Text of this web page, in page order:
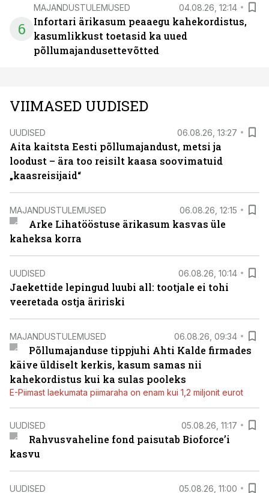
6
MAJANDUSTULEMUSED 04.08.26, 12:14
Infortari ärikasum peaaegu kahekordistus,
kasumlikkust toetasid ka uued
põllumajandusettevõtted
VIIMASED UUDISED
UUDISED 06.08.26, 13:27
Aita kaitsta Eesti põllumajandust, metsi ja
loodust – ära too reisilt kaasa soovimatuid
„kaasreisijaid“
MAJANDUSTULEMUSED 06.08.26, 12:15
Arke Lihatööstuse ärikasum kasvas üle
kaheksa korra
UUDISED 06.08.26, 10:14
Jaekettide lepingud luubi all: tootjale ei tohi
veeretada ostja äririski
MAJANDUSTULEMUSED 06.08.26, 09:34
Põllumajanduse tippjuhi Ahti Kalde firmades
käive üldiselt kerkis, kasum samas nii
kahekordistus kui ka sulas pooleks
E-Piimast laekumata piimaraha on enam kui 1,2 miljonit eurot
UUDISED 05.08.26, 11:17
Rahvusvaheline fond paisutab Bioforce’i
kasvu
UUDISED 05.08.26, 11:00